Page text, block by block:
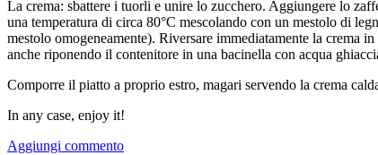
La crema: sbattere i tuorli e unire lo zucchero. Aggiungere lo
una temperatura di circa 80°C mescolando con un mestolo di
mestolo omogeneamente). Riversare immediatamente la crema
anche riponendo il contenitore in una bacinella con acqua
Comporre il piatto a proprio estro, magari servendo la crema
In any case, enjoy it!
Aggiungi commento